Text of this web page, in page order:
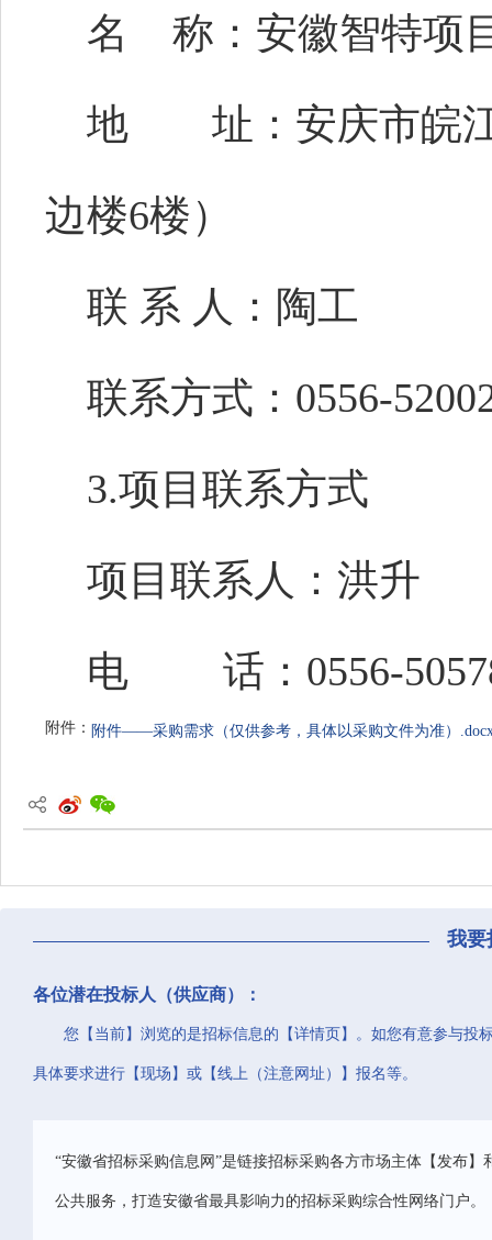
名
称：安徽智特项
地 址：安庆市皖
边楼6楼）
联 系 人：陶工
联系方式： 0556-
3.项目联系方式
项目联系人：洪升
电
话： 0556-
附件： 附件——采购需求（仅供参考，具体以采购文件为准）
我要
各位潜在投标人（供应商）：
您【当前】浏览的是招标信息的【详情页】。如您有意参与投
具体要求进行【现场】或【线上（注意网址）】报名等。
“安徽省招标采购信息网”是链接招标采购各方市场主体【发布
公共服务，打造安徽省最具影响力的招标采购综合性网络门户。